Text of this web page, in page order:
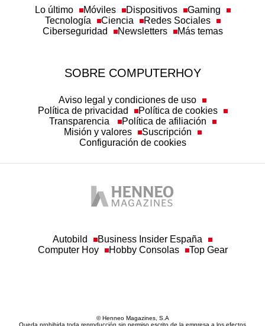
Lo último Móviles Dispositivos
Gaming
Tecnología
Ciencia
Redes Sociales
Ciberseguridad
Newsletters Más temas
SOBRE COMPUTERHOY
Aviso legal y condiciones de uso
Política de privacidad
Política de cookies
Transparencia
Política de afiliación
Misión y valores
Suscripción
Configuración de cookies
Autobild
Business Insider España
Computer Hoy
Hobby Consolas Top Gear
© Henneo Magazines, S.A